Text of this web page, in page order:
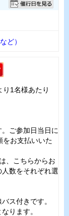
ど）
1名様あたり
ご参加日当日に
をお支払いいた
、こちらからお
数をそれぞれ選
ス付きです。
ります。